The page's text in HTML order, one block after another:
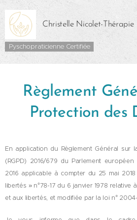
Christelle Nicolet-Thérapie
Pyschopraticienne Certifiée
Règlement
Protection des
En application du Règlement Général sur
(RGPD) 2016/679 du Parlement
2016 applicable à compter du 25 mai
libertés » n°78-17 du 6 janvier 1978 relative
et aux libertés, et modifiée par la loi n°